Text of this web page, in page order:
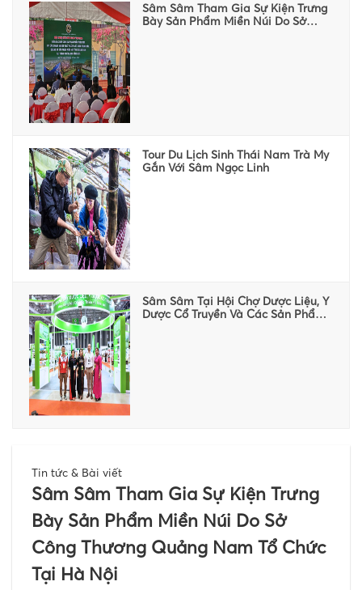
Sâm Sâm Tham Gia Sự Kiện Trưng
Bày Sản Phẩm Miền Núi Do Sở
Tour Du Lịch Sinh Thái Nam Trà My
Gắn Với Sâm Ngọc Linh
Sâm Sâm Tại Hội Chợ Dược Liệu, Y
Dược Cổ Truyền Và Các Sản Phẩm
Tin tức & Bài viết
Sâm Sâm Tham Gia Sự Kiện Trưng
Bày Sản Phẩm Miền Núi Do Sở
Công Thương Quảng Nam Tổ Chức
Tại Hà Nội